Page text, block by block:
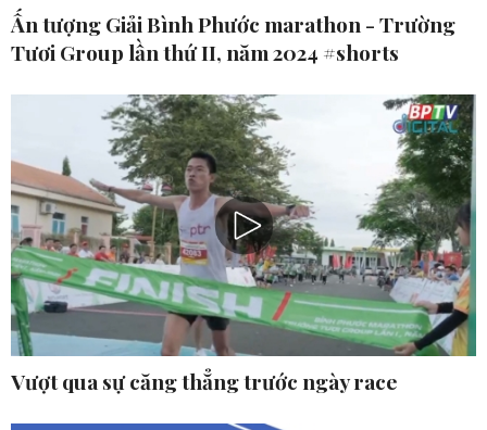
Ấn tượng Giải Bình Phước marathon - Trường
Tươi Group lần thứ II, năm 2024 #shorts
Vượt qua sự căng thẳng trước ngày race